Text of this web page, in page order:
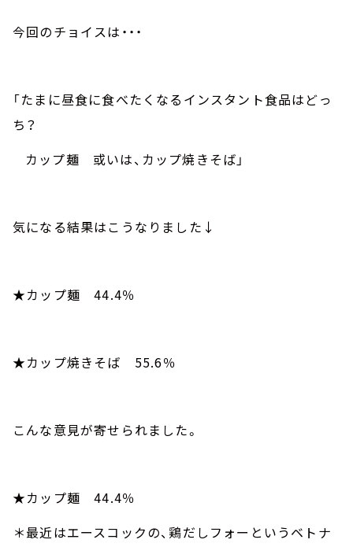
今回のチョイスは・・・
「たまに昼食に食べたくなるインスタント食品はどっ
ち？
カップ麺 或いは、カップ焼きそば」
気になる結果はこうなりました↓
★カップ麺44.4％
★カップ焼きそば 55.6％
こんな意見が寄せられました。
★カップ麺44.4％
＊最近はエースコックの、鶏だしフォーというベトナ